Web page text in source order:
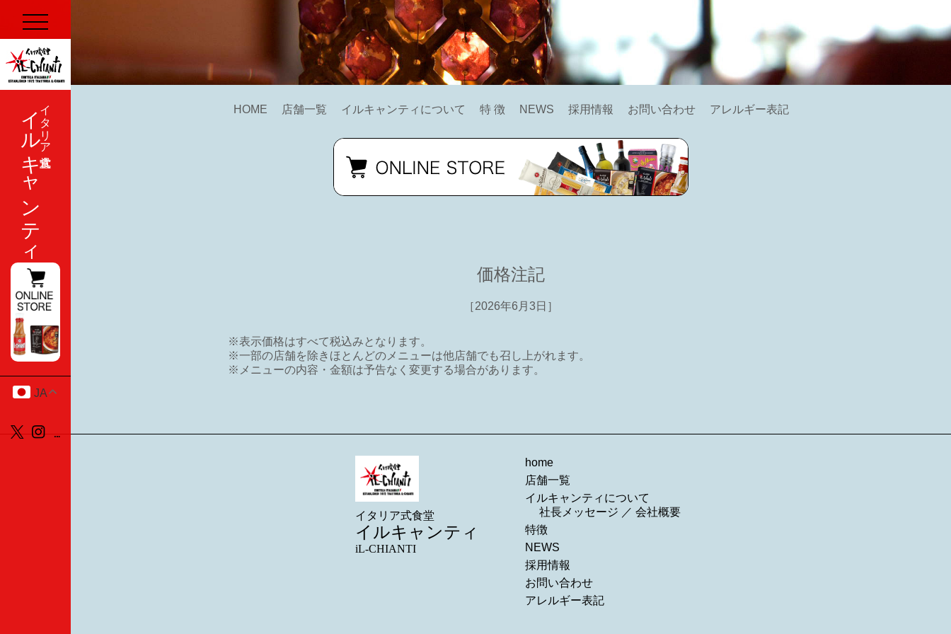
イタリア式食堂
イルキャンティ
JA
HOME 店舗一覧 イルキャンティについて 特 徴 NEWS 採用情報 お問い合わせ アレルギー表記
価格注記
［2026年6月3日］
※表示価格はすべて税込みとなります。
※一部の店舗を除きほとんどのメニューは他店舗でも召し上がれます。
※メニューの内容・金額は予告なく変更する場合があります。
イタリア式食堂
イルキャンティ
iL-CHIANTI
home
店舗一覧
イルキャンティについて
社長メッセージ ／ 会社概要
特徴
NEWS
採用情報
お問い合わせ
アレルギー表記